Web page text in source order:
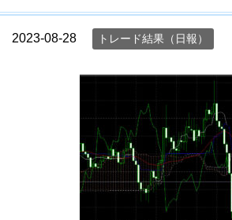
2023-08-28 トレード結果（日報）